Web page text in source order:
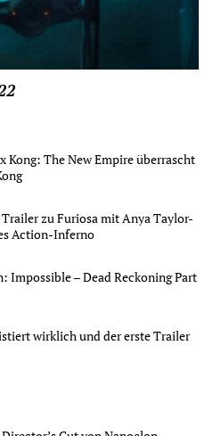
Kong: The New Empire überrascht
zu Furiosa mit Anya Taylor-
Action-Inferno
Impossible – Dead Reckoning Part
wirklich und der erste Trailer